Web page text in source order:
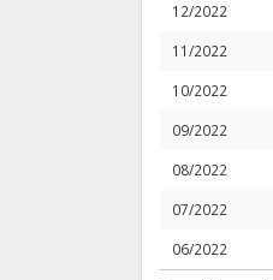
12/2022
11/2022
10/2022
09/2022
08/2022
07/2022
06/2022